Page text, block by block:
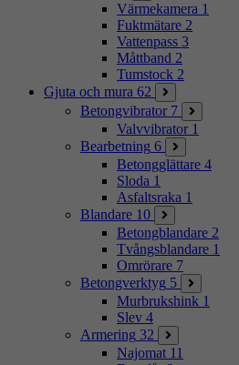
Värmekamera 1
Fuktmätare 2
Vattenpass 3
Måttband 2
Tumstock 2
Gjuta och mura 62
Betongvibrator 7
Valvvibrator 1
Bearbetning 6
Betongglättare 4
Sloda 1
Asfaltsraka 1
Blandare 10
Betongblandare 2
Tvångsblandare 1
Omrörare 7
Betongverktyg 5
Murbrukshink 1
Slev 4
Armering 32
Najomat 11